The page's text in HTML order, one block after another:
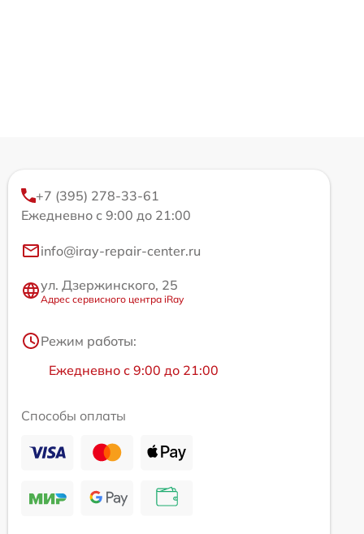
+7 (395) 278-33-61
Ежедневно с 9:00 до 21:00
info@iray-repair-center.ru
ул. Дзержинского, 25
Адрес сервисного центра iRay
Режим работы:
Ежедневно с 9:00 до 21:00
Способы оплаты